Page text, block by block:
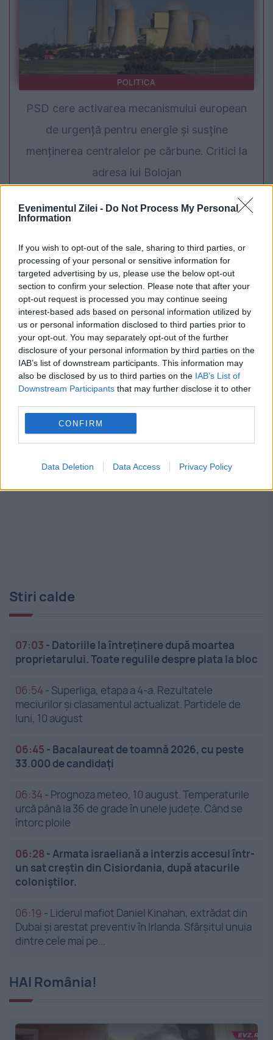
Evenimentul Zilei - Do Not Process My Personal
Information
If you wish to opt-out of the sale, sharing to third parties, or
processing of your personal or sensitive information for
targeted advertising by us, please use the below opt-out
section to confirm your selection. Please note that after your
opt-out request is processed you may continue seeing
interest-based ads based on personal information utilized by
us or personal information disclosed to third parties prior to
your opt-out. You may separately opt-out of the further
disclosure of your personal information by third parties on the
IAB’s list of downstream participants. This information may
also be disclosed by us to third parties on the IAB’s List of
Downstream Participants that may further disclose it to other
CONFIRM
Data Deletion Data Access Privacy Policy
POLITICA
PSD cere activarea mecanismului european
de urgență pentru energie și susține
menținerea centralelor pe cărbune. Critici la
adresa lui Bolojan
SPORT
Hagi va fi noul selecționer?!? Ceva semne
sunt. Cine a aruncat această bombă
Stiri calde
07:03 - Datoriile la întreținere după moartea
proprietarului. Toate regulile despre plata la bloc
06:54 - Superliga, etapa a 4-a. Rezultatele
meciurilor și clasamentul actualizat. Partidele de
luni, 10 august
06:45 - Bacalaureat de toamnă 2026, cu peste
33.000 de candidați
06:34 - Prognoza meteo, 10 august. Temperaturile
urcă până la 36 de grade în unele județe. Când se
întorc ploile
06:28 -Armata israeliană a interzis accesul într-
un sat creștin din Cisiordania, după atacurile
coloniștilor.
06:19 - Liderul mafiot Daniel Kinahan, extrădat din
Dubai și arestat preventiv în Irlanda. Sfârșitul unuia
dintre cele mai pe...
HAI România!